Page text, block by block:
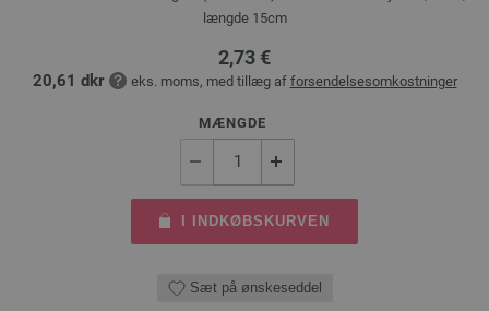
længde 15cm
2,73 €
20,61 dkr eks. moms, med tillæg af forsendelsesomkostninger
MÆNGDE
I INDKØBSKURVEN
Sæt på ønskeseddel